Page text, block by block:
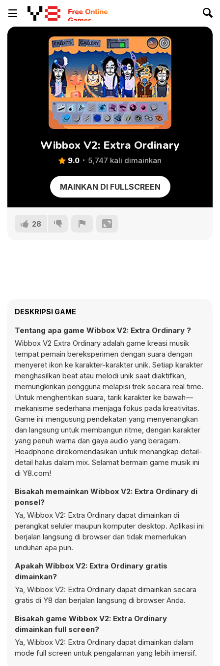
Wibbox V2: Extra Ordinary
9.0 5,747 kali dimainkan
MAINKAN DI FULLSCREEN
28
DESKRIPSI GAME
Tentang apa game Wibbox V2: Extra Ordinary ?
Wibbox V2 Extra Ordinary adalah game kreasi musik
tempat pemain bereksperimen dengan suara dengan
menyeret ikon ke karakter-karakter unik. Setiap karakter
menghasilkan beat atau melodi unik saat diaktifkan,
memungkinkan pengguna melapisi trek secara real time.
Untuk menghentikan suara, tarik karakter ke bawah—
mekanisme sederhana menjaga fokus pada kreativitas.
Game ini mengusung pendekatan yang menyenangkan
dan langsung untuk membangun ritme, dengan karakter
yang penuh warna dan gaya audio yang beragam.
Headphone direkomendasikan untuk menangkap detail-
detail halus dalam mix. Selamat bermain game musik ini
di Y8.com!
Bisakah memainkan Wibbox V2: Extra Ordinary di
ponsel?
Ya, Wibbox V2: Extra Ordinary dapat dimainkan di
perangkat seluler maupun komputer desktop. Aplikasi ini
berjalan langsung di browser dan tidak memerlukan
unduhan apa pun.
Apakah Wibbox V2: Extra Ordinary gratis
dimainkan?
Ya, Wibbox V2: Extra Ordinary dapat dimainkan secara
gratis di Y8 dan berjalan langsung di browser Anda.
Bisakah game Wibbox V2: Extra Ordinary
dimainkan full screen?
Ya, Wibbox V2: Extra Ordinary dapat dimainkan dalam
mode full screen untuk pengalaman yang lebih imersif.